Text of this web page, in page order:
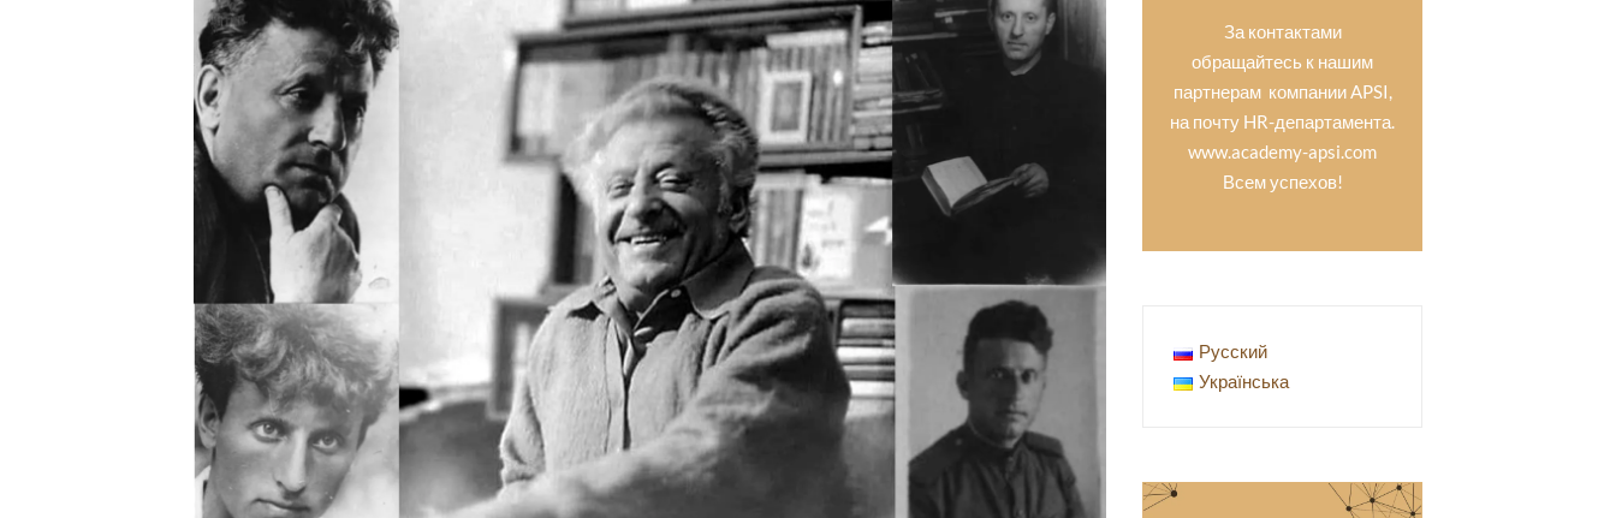
За контактами
обращайтесь к нашим
партнерам компании APSI,
на почту HR-департамента.
www.academy-apsi.com
Всем успехов!
Русский
Українська